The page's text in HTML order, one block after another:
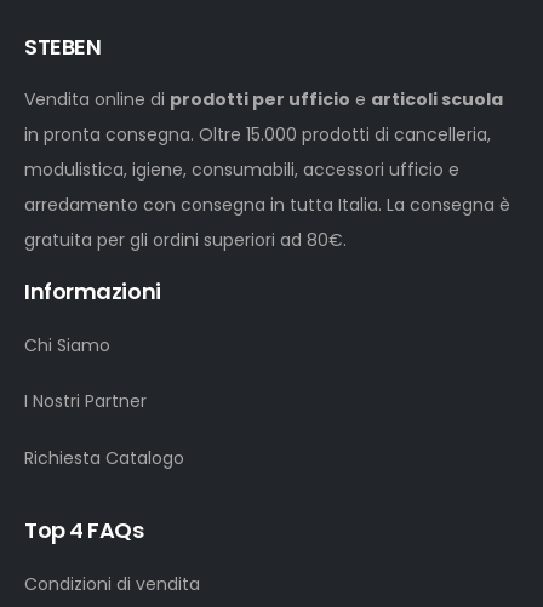
STEBEN
Vendita online di prodotti per ufficio e articoli scuola
in pronta consegna. Oltre 15.000 prodotti di cancelleria,
modulistica, igiene, consumabili, accessori ufficio e
arredamento con consegna in tutta Italia. La consegna è
gratuita per gli ordini superiori ad 80€.
Informazioni
Chi Siamo
I Nostri Partner
Richiesta Catalogo
Top 4 FAQs
Condizioni di vendita